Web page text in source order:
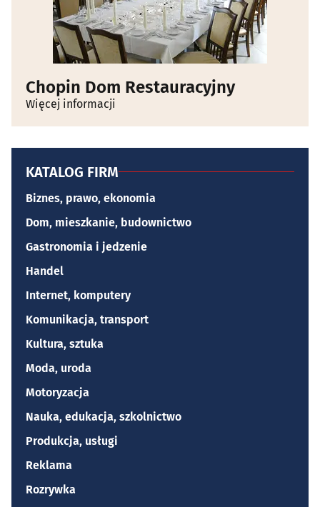
Chopin Dom Restauracyjny
Więcej informacji
KATALOG FIRM
Biznes, prawo, ekonomia
Dom, mieszkanie, budownictwo
Gastronomia i jedzenie
Handel
Internet, komputery
Komunikacja, transport
Kultura, sztuka
Moda, uroda
Motoryzacja
Nauka, edukacja, szkolnictwo
Produkcja, usługi
Reklama
Rozrywka